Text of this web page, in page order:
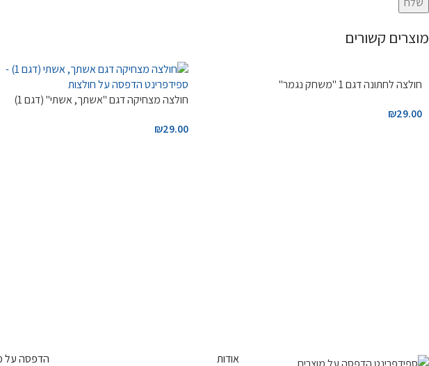
מוצרים קשורים
חולצה לחתונה דגם 1 "משחק נגמר"
₪29.00
חולצה מצחיקה דגם "אשתך, אשתי" (דגם 1)
₪29.00
אודות
הדפסה על